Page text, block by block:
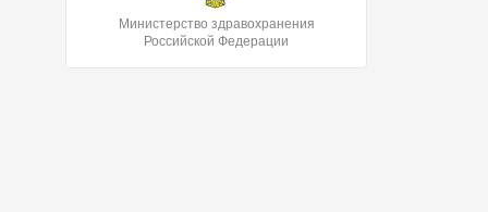
Министерство здравохранения
Российской Федерации